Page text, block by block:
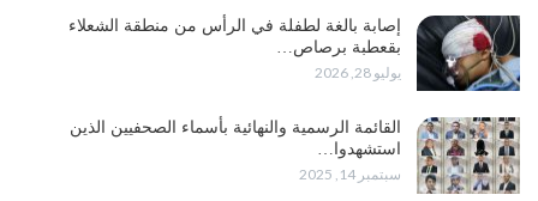
إصابة بالغة لطفلة في الرأس من منطقة الشعلاء
بقعطبة برصاص…
يوليو 28, 2026
القائمة الرسمية والنهائية بأسماء الصحفيين الذين
استشهدوا…
سبتمبر 14, 2025